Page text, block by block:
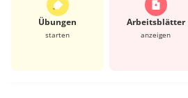
Übungen
starten
Arbeits­blätter
anzeigen